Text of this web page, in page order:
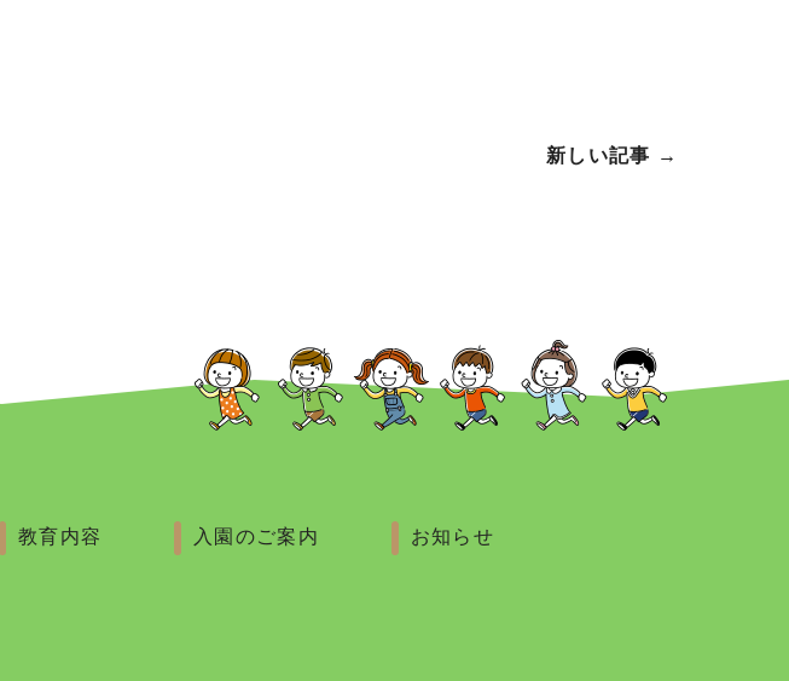
新しい記事 →
教育内容 入園のご案内 お知らせ